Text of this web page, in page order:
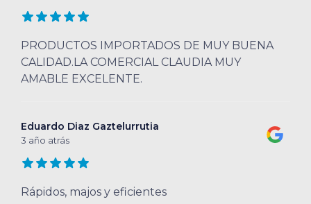
PRODUCTOS IMPORTADOS DE MUY BUENA
CALIDAD.LA COMERCIAL CLAUDIA MUY
AMABLE EXCELENTE.
Eduardo Diaz Gaztelurrutia
3 año atrás
Rápidos, majos y eficientes